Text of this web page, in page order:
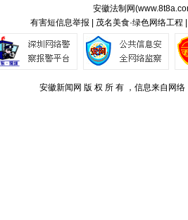
安徽法制网(
有害短信息举报 | 茂名美食·绿色网络工
安徽新闻网 版 权 所 有 ，信息来自网